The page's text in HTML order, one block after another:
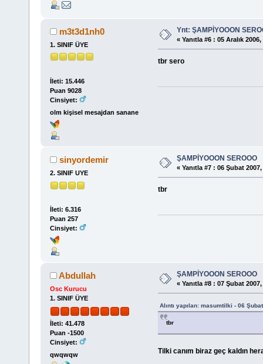
m3t3d1nh0
1. SINIF ÜYE
İleti: 15.446
Puan 9028
Cinsiyet:
olm kişisel mesajdan sanane
Ynt: ŞAMPİYOOON
« Yanıtla #6 : 05 Aralık
tbr sero
sinyordemir
2. SINIF UYE
İleti: 6.316
Puan 257
Cinsiyet:
ŞAMPİYOOON SEROOO
« Yanıtla #7 : 06 Şubat
tbr
Abdullah
Osc Kurucu
1. SINIF ÜYE
İleti: 41.478
Puan -1500
Cinsiyet:
qwqwqw
ŞAMPİYOOON SEROOO
« Yanıtla #8 : 07 Şubat
Alıntı yapılan: masumtilki - 06
tbr
Tilki canım biraz geç kaldın